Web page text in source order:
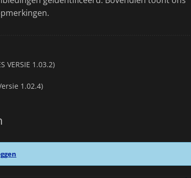
VERSIE 1.03.2)
1.02.4)